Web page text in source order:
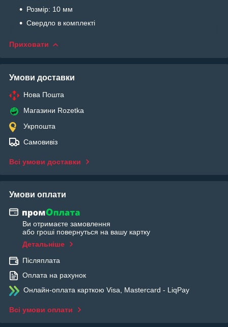
Розмір: 10 мм
Свердло в комплекті
Приховати
Умови доставки
Нова Пошта
Магазини Rozetka
Укрпошта
Самовивіз
Всі умови доставки
Умови оплати
Ви отримаєте замовлення
або гроші повернуться на вашу картку
Детальніше
Післяплата
Оплата на рахунок
Онлайн-оплата карткою Visa, Mastercard - LiqPay
Всі умови оплати